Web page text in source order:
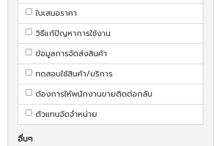
ใบเสนอราคา
วิธีแก้ปัญหาการใช้งาน
ข้อมูลการจัดส่งสินค้า
ทดสอบใช้สินค้า/บริการ
ต้องการให้พนักงานขายติดต่อกลับ
ตัวแทนจัดจำหน่าย
อื่นๆ